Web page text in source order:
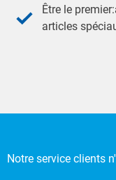
Être le
articles
Notre service clients